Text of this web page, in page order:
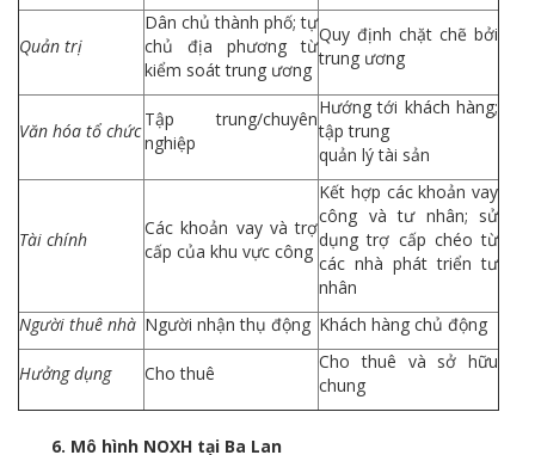
Quản trị
Dân chủ thành phố; tự
chủ địa phương từ
kiểm soát trung ương
Quy định chặt chẽ bởi
trung ương
Văn hóa tổ chức
Tập trung/chuyên
nghiệp
Hướng tới khách hàng;
tập trung
quản lý tài sản
Tài chính
Các khoản vay và trợ
cấp của khu vực công
Kết hợp các khoản vay
công và tư nhân; sử
dụng trợ cấp chéo từ
các nhà phát triển tư
nhân
Người thuê nhà Người nhận thụ động Khách hàng chủ động
Hưởng dụng Cho thuê
Cho thuê và sở hữu
chung
6. Mô hình NOXH tại Ba Lan